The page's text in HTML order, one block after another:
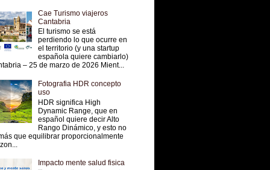
Cae Turismo viajeros
Cantabria
El turismo se está
perdiendo lo que ocurre en
el territorio (y una startup
española quiere cambiarlo)
– 25 de marzo de 2026 Mient...
Fotografia HDR concepto
uso
HDR significa High
Dynamic Range, que en
español quiere decir Alto
Rango Dinámico, y esto no
que equilibrar proporcionalmente
Impacto mente salud fisica